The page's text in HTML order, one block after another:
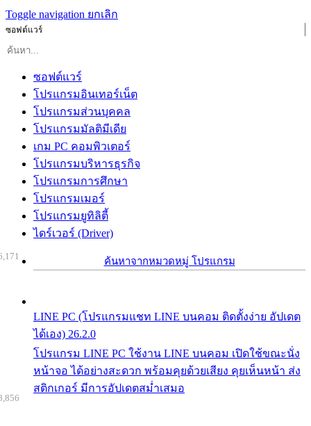
Toggle navigation ยกเลิก
ซอฟต์แวร์
ซอฟต์แวร์
โปรแกรมอินเทอร์เน็ต
โปรแกรมส่วนบุคคล
โปรแกรมมัลติมีเดีย
เกม PC คอมพิวเตอร์
โปรแกรมบริหารธุรกิจ
โปรแกรมการศึกษา
โปรแกรมเมอร์
โปรแกรมยูทิลิตี้
ไดร์เวอร์ (Driver)
ค้นหาจากหมวดหมู่ โปรแกรม
LINE PC (โปรแกรมแชท LINE บนคอม ติดตั้งง่าย อัปเดต
ได้เอง) 26.2.0
โปรแกรม LINE PC ใช้งาน LINE บนคอม เปิดใช้ขณะนั่ง
หน้าจอ ได้อย่างสะดวก พร้อมคุยด้วยเสียง คุยเห็นหน้า ส่ง
สติกเกอร์ มีการอัปเดตสม่ำเสมอ